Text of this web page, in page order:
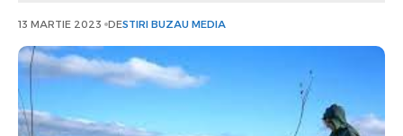
13 MARTIE 2023 DESTIRI BUZAU MEDIA